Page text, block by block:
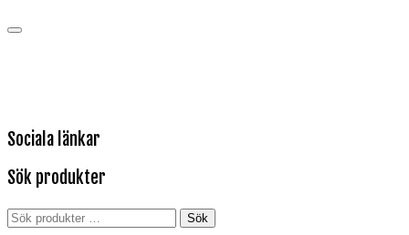
Sociala länkar
Sök produkter
Sök
Sök